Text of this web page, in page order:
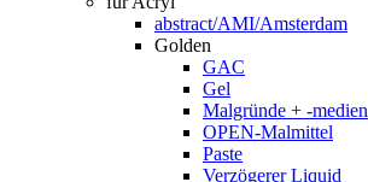
abstract/AMI/Amsterdam
Golden
GAC
Gel
Malgründe + -medien
OPEN-Malmittel
Paste
Verzögerer Liquid